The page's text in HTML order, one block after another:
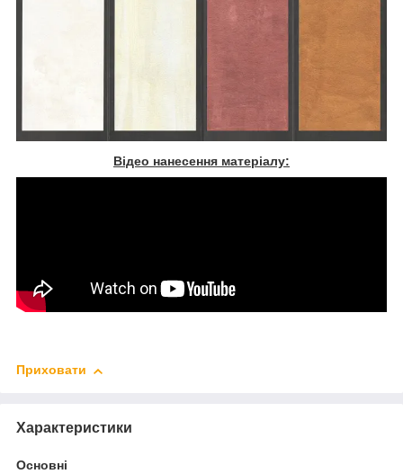
Відео нанесення матеріалу:
Приховати
Характеристики
Основні